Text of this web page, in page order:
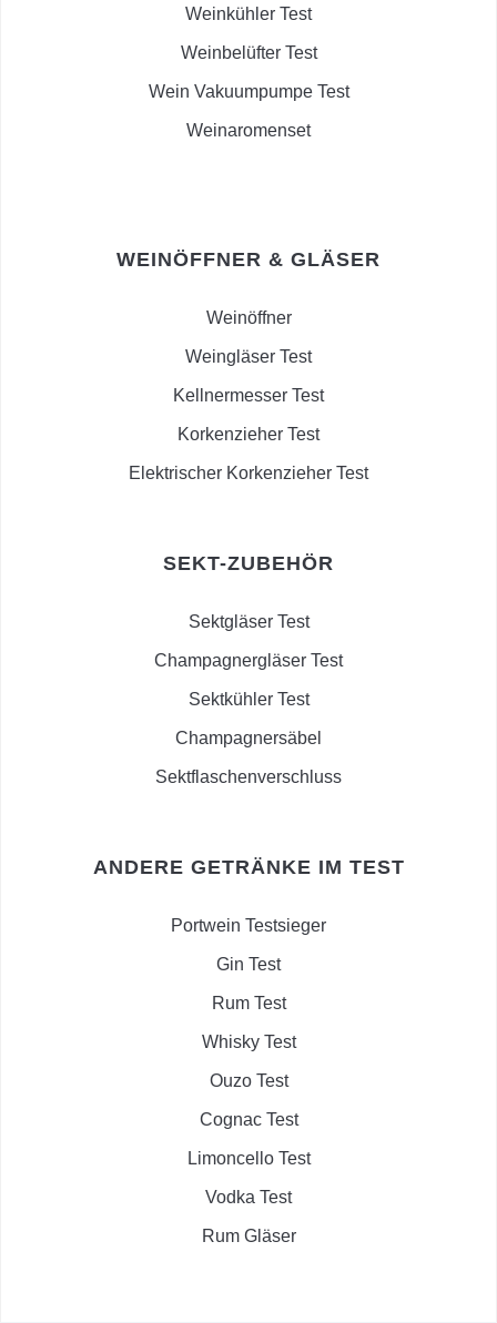
Weinkühler Test
Weinbelüfter Test
Wein Vakuumpumpe Test
Weinaromenset
WEINÖFFNER & GLÄSER
Weinöffner
Weingläser Test
Kellnermesser Test
Korkenzieher Test
Elektrischer Korkenzieher Test
SEKT-ZUBEHÖR
Sektgläser Test
Champagnergläser Test
Sektkühler Test
Champagnersäbel
Sektflaschenverschluss
ANDERE GETRÄNKE IM TEST
Portwein Testsieger
Gin Test
Rum Test
Whisky Test
Ouzo Test
Cognac Test
Limoncello Test
Vodka Test
Rum Gläser